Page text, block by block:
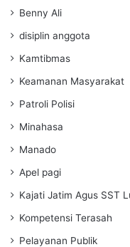
Benny Ali
disiplin anggota
Kamtibmas
Keamanan Masyarakat
Patroli Polisi
Minahasa
Manado
Apel pagi
Kajati Jatim Agus SST
Kompetensi Terasah
Pelayanan Publik